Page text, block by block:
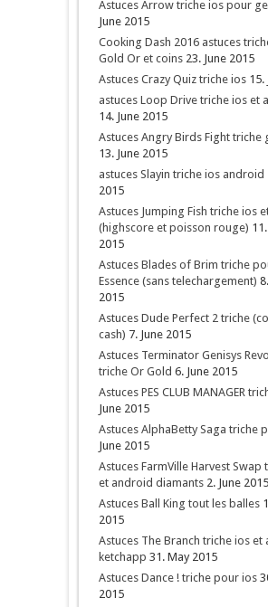
Astuces Arrow triche ios pour
June 2015
Cooking Dash 2016 astuces
Gold Or et coins 23. June 2015
Astuces Crazy Quiz triche ios 15.
astuces Loop Drive triche ios et
14. June 2015
Astuces Angry Birds Fight triche
13. June 2015
astuces Slayin triche ios android
2015
Astuces Jumping Fish triche ios
(highscore et poisson rouge)
2015
Astuces Blades of Brim triche
Essence (sans telechargement)
2015
Astuces Dude Perfect 2 triche
cash) 7. June 2015
Astuces Terminator Genisys
triche Or Gold 6. June 2015
Astuces PES CLUB MANAGER
June 2015
Astuces AlphaBetty Saga triche
June 2015
Astuces FarmVille Harvest Swap
et android diamants 2. June 2015
Astuces Ball King tout les balles
2015
Astuces The Branch triche ios et
ketchapp 31. May 2015
Astuces Dance ! triche pour ios
2015